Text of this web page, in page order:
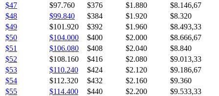
$47
$97.760 $376 $1.880
$8.146,67
$48
$99.840 $384 $1.920
$8.320
$49
$101.920 $392 $1.960
$8.493,33
$50
$104.000 $400 $2.000
$8.666,67
$51
$106.080 $408 $2.040
$8.840
$52
$108.160 $416 $2.080
$9.013,33
$53
$110.240 $424 $2.120
$9.186,67
$54
$112.320 $432 $2.160
$9.360
$55
$114.400 $440 $2.200
$9.533,33